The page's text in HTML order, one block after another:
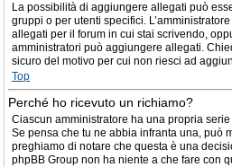
La possibilità di aggiungere allegati può
gruppi o per utenti specifici.
allegati per il forum in cui stai scrivendo,
amministratori può aggiungere allegati.
sicuro del motivo per cui non riesci ad
Top
Perché ho ricevuto un richiamo?
Ciascun amministratore ha una propria
Se pensa che tu ne abbia infranta una, può
preghiamo di notare che questa è una
phpBB Group non ha niente a che fare con